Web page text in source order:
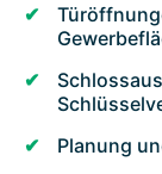
Planung